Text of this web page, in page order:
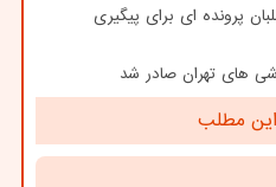
پرونده ای برای پیگیری
های تهران صادر شد
این مطلب